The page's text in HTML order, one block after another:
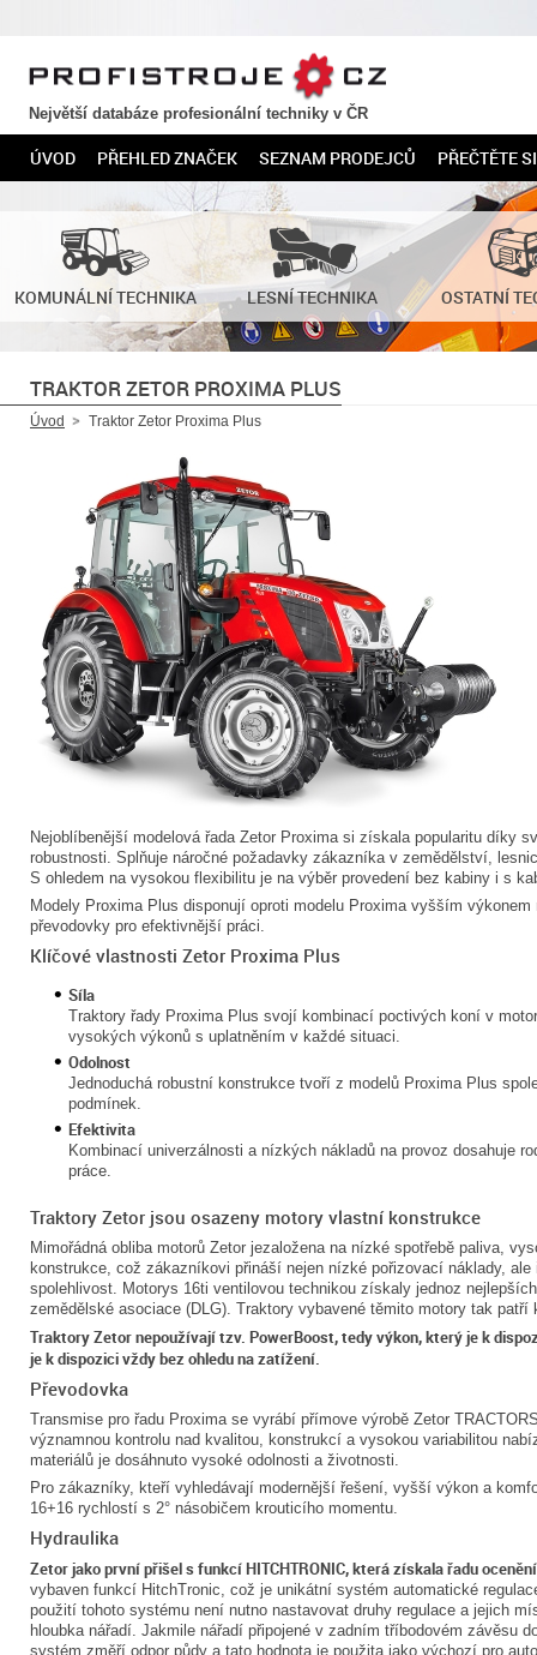
PROFISTROJE.CZ
Největší databáze profesionální techniky v ČR
ÚVOD PŘEHLED ZNAČEK SEZNAM PRODEJCŮ PŘEČTĚTE SI
KOMUNÁLNÍ TECHNIKA LESNÍ TECHNIKA OSTATNÍ
TRAKTOR ZETOR PROXIMA PLUS
Úvod Traktor Zetor Proxima Plus
Nejoblíbenější modelová řada Zetor Proxima si získala popularitu díky
robustnosti. Splňuje náročné požadavky zákazníka v zemědělství,
S ohledem na vysokou flexibilitu je na výběr provedení bez kabiny i s
Modely Proxima Plus disponují oproti modelu Proxima vyšším
převodovky pro efektivnější práci.
Klíčové vlastnosti Zetor Proxima Plus
Síla
Traktory řady Proxima Plus svojí kombinací poctivých koní v
vysokých výkonů s uplatněním v každé situaci.
Odolnost
Jednoduchá robustní konstrukce tvoří z modelů Proxima Plus
podmínek.
Efektivita
Kombinací univerzálnosti a nízkých nákladů na provoz dosahuje
práce.
Traktory Zetor jsou osazeny motory vlastní konstrukce
Mimořádná obliba motorů Zetor jezaložena na nízké spotřebě paliva,
konstrukce, což zákazníkovi přináší nejen nízké pořizovací náklady,
spolehlivost. Motorys 16ti ventilovou technikou získaly jednoz
zemědělské asociace (DLG). Traktory vybavené těmito motory tak patří
Traktory Zetor nepoužívají tzv. PowerBoost, tedy výkon, který je k
je k dispozici vždy bez ohledu na zatížení.
Převodovka
Transmise pro řadu Proxima se vyrábí přímove výrobě Zetor
významnou kontrolu nad kvalitou, konstrukcí a vysokou variabilitou
materiálů je dosáhnuto vysoké odolnosti a životnosti.
Pro zákazníky, kteří vyhledávají modernější řešení, vyšší výkon a
16+16 rychlostí s 2° násobičem krouticího momentu.
Hydraulika
Zetor jako první přišel s funkcí HITCHTRONIC, která získala řadu
vybaven funkcí HitchTronic, což je unikátní systém automatické
použití tohoto systému není nutno nastavovat druhy regulace a jejich
hloubka nářadí. Jakmile nářadí připojené v zadním tříbodovém závěsu
systém změří odpor půdy a tato hodnota je použita jako výchozí pro